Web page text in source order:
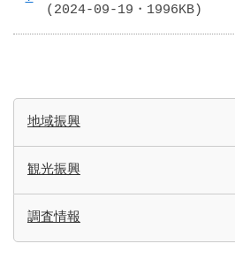
(2024-09-19・1996KB)
地域振興
観光振興
調査情報